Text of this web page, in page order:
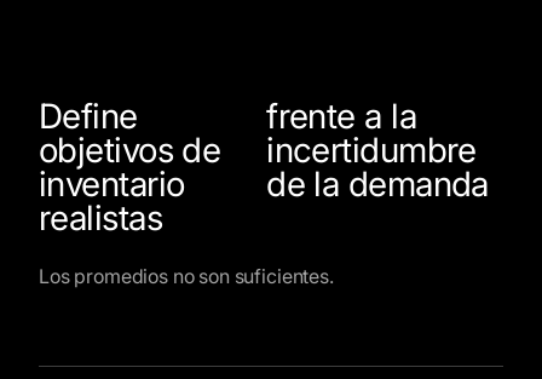
Define
objetivos de
inventario
realistas
frente a la
incertidumbre
de la demanda
Los promedios no son suficientes.